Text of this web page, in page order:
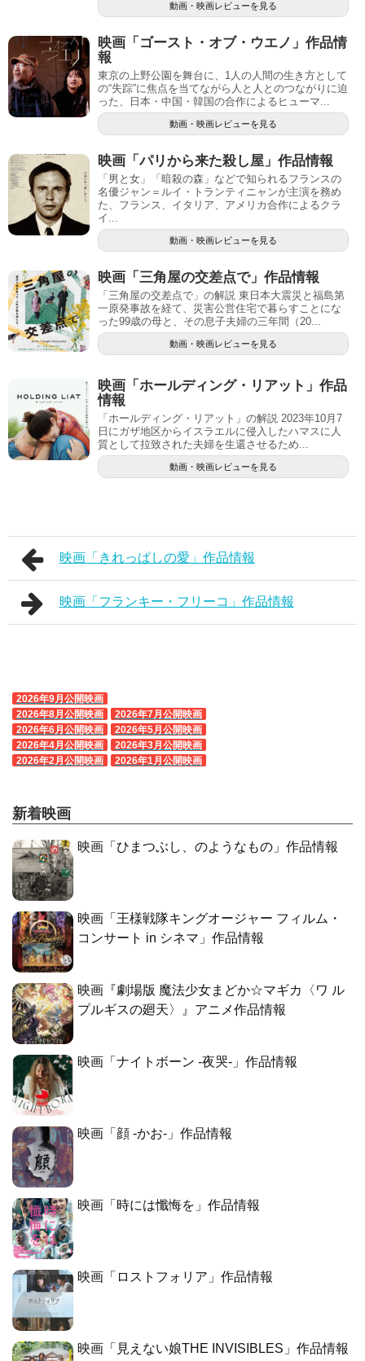
動画・映画レビューを見る
映画「ゴースト・オブ・ウエノ」作品情
報
東京の上野公園を舞台に、1人の人間の生き方として
の“失踪”に焦点を当てながら人と人とのつながりに迫
った、日本・中国・韓国の合作によるヒューマ...
動画・映画レビューを見る
映画「パリから来た殺し屋」作品情報
「男と女」「暗殺の森」などで知られるフランスの
名優ジャン＝ルイ・トランティニャンが主演を務め
た、フランス、イタリア、アメリカ合作によるクラ
イ...
動画・映画レビューを見る
映画「三角屋の交差点で」作品情報
「三角屋の交差点で」の解説 東日本大震災と福島第
一原発事故を経て、災害公営住宅で暮らすことにな
った99歳の母と、その息子夫婦の三年間（20...
動画・映画レビューを見る
映画「ホールディング・リアット」作品
情報
「ホールディング・リアット」の解説 2023年10月7
日にガザ地区からイスラエルに侵入したハマスに人
質として拉致された夫婦を生還させるため...
動画・映画レビューを見る
映画「きれっぱしの愛」作品情報
映画「フランキー・フリーコ」作品情報
2026年9月公開映画
2026年8月公開映画
2026年7月公開映画
2026年6月公開映画
2026年5月公開映画
2026年4月公開映画
2026年3月公開映画
2026年2月公開映画
2026年1月公開映画
新着映画
映画「ひまつぶし、のようなもの」作品情報
映画「王様戦隊キングオージャー フィルム・
コンサート in シネマ」作品情報
映画『劇場版 魔法少女まどか☆マギカ〈ワ ル
プルギスの廻天〉』アニメ作品情報
映画「ナイトボーン -夜哭-」作品情報
映画「顔 -かお-」作品情報
映画「時には懺悔を」作品情報
映画「ロストフォリア」作品情報
映画「見えない娘THE INVISIBLES」作品情報